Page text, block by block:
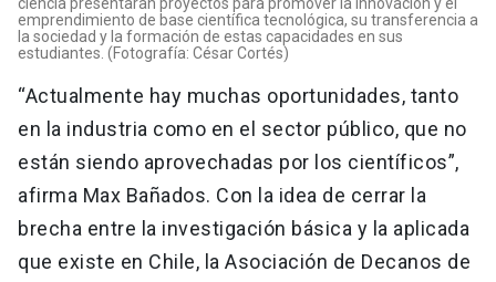
ciencia presentaran proyectos para promover la innovación y el
emprendimiento de base científica tecnológica, su transferencia a
la sociedad y la formación de estas capacidades en sus
estudiantes. (Fotografía: César Cortés)
“Actualmente hay muchas oportunidades, tanto
en la industria como en el sector público, que no
están siendo aprovechadas por los científicos”,
afirma Max Bañados. Con la idea de cerrar la
brecha entre la investigación básica y la aplicada
que existe en Chile, la Asociación de Decanos de